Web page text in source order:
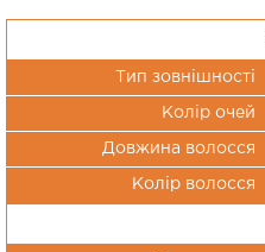
Тип зовнішності
Колір очей
Довжина волосся
Колір волосся